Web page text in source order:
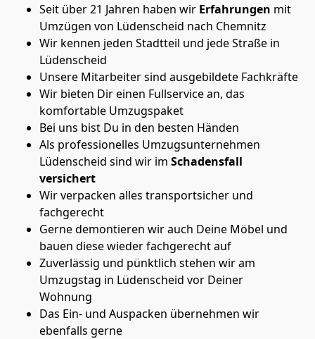
Seit über 21 Jahren haben wir Erfahrungen mit
Umzügen von Lüdenscheid nach Chemnitz
Wir kennen jeden Stadtteil und jede Straße in
Lüdenscheid
Unsere Mitarbeiter sind ausgebildete Fachkräfte
Wir bieten Dir einen Fullservice an, das
komfortable Umzugspaket
Bei uns bist Du in den besten Händen
Als professionelles Umzugsunternehmen
Lüdenscheid sind wir im Schadensfall
versichert
Wir verpacken alles transportsicher und
fachgerecht
Gerne demontieren wir auch Deine Möbel und
bauen diese wieder fachgerecht auf
Zuverlässig und pünktlich stehen wir am
Umzugstag in Lüdenscheid vor Deiner
Wohnung
Das Ein- und Auspacken übernehmen wir
ebenfalls gerne